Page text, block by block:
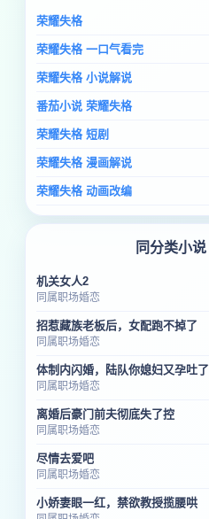
荣耀失格
荣耀失格 一口气看完
荣耀失格 小说解说
番茄小说 荣耀失格
荣耀失格 短剧
荣耀失格 漫画解说
荣耀失格 动画改编
同分类小说
机关女人2
同属职场婚恋
招惹藏族老板后，女配跑不掉了
同属职场婚恋
体制内闪婚，陆队你媳妇又孕吐了
同属职场婚恋
离婚后豪门前夫彻底失了控
同属职场婚恋
尽情去爱吧
同属职场婚恋
小娇妻眼一红，禁欲教授揽腰哄